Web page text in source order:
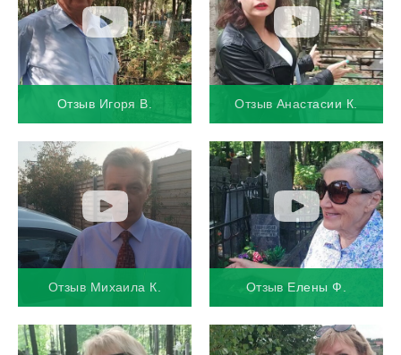
Отзыв Игоря В. Отзыв Анастасии К.
Отзыв Михаила К. Отзыв Елены Ф.